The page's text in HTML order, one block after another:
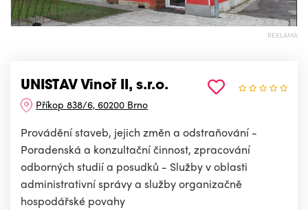
REKLAMA
UNISTAV Vinoř II, s.r.o.
Příkop 838/6, 60200 Brno
Provádění staveb, jejich změn a odstraňování -
Poradenská a konzultační činnost, zpracování
odborných studií a posudků - Služby v oblasti
administrativní správy a služby organizačně
hospodářské povahy